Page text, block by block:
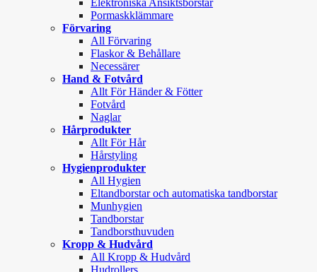
Elektroniska Ansiktsborstar
Pormaskklämmare
Förvaring
All Förvaring
Flaskor & Behållare
Necessärer
Hand & Fotvård
Allt För Händer & Fötter
Fotvård
Naglar
Hårprodukter
Allt För Hår
Hårstyling
Hygienprodukter
All Hygien
Eltandborstar och automatiska tandborstar
Munhygien
Tandborstar
Tandborsthuvuden
Kropp & Hudvård
All Kropp & Hudvård